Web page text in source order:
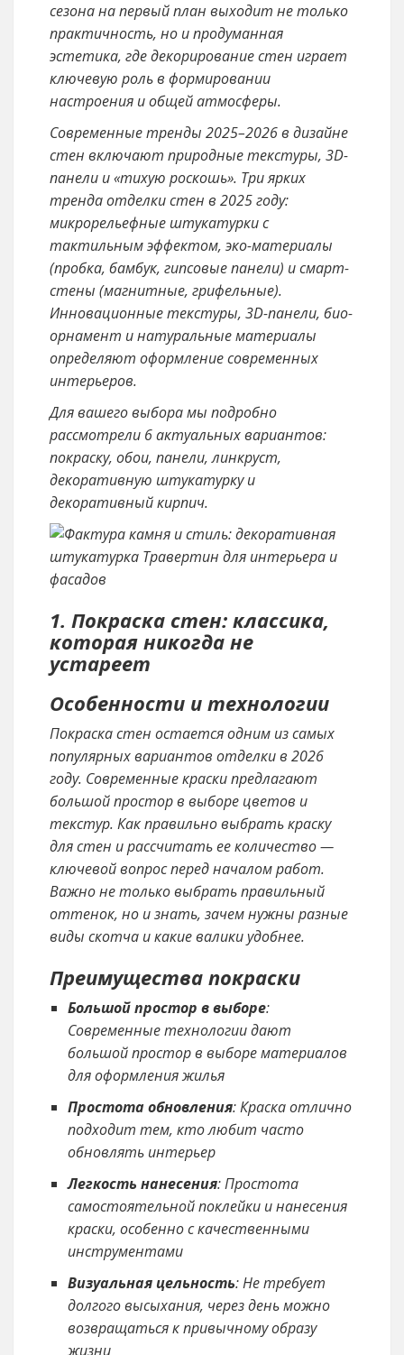
сезона на первый план выходит не только
практичность, но и продуманная
эстетика, где декорирование стен играет
ключевую роль в формировании
настроения и общей атмосферы.
Современные тренды 2025–2026 в дизайне
стен включают природные текстуры, 3D-
панели и «тихую роскошь». Три ярких
тренда отделки стен в 2025 году:
микрорельефные штукатурки с
тактильным эффектом, эко-материалы
(пробка, бамбук, гипсовые панели) и смарт-
стены (магнитные, грифельные).
Инновационные текстуры, 3D-панели, био-
орнамент и натуральные материалы
определяют оформление современных
интерьеров.
Для вашего выбора мы подробно
рассмотрели 6 актуальных вариантов:
покраску, обои, панели, линкруст,
декоративную штукатурку и
декоративный кирпич.
1. Покраска стен: классика,
которая никогда не
устареет
Особенности и технологии
Покраска стен остается одним из самых
популярных вариантов отделки в 2026
году. Современные краски предлагают
большой простор в выборе цветов и
текстур. Как правильно выбрать краску
для стен и рассчитать ее количество —
ключевой вопрос перед началом работ.
Важно не только выбрать правильный
оттенок, но и знать, зачем нужны разные
виды скотча и какие валики удобнее.
Преимущества покраски
Большой простор в выборе:
Современные технологии дают
большой простор в выборе материалов
для оформления жилья
Простота обновления: Краска отлично
подходит тем, кто любит часто
обновлять интерьер
Легкость нанесения: Простота
самостоятельной поклейки и нанесения
краски, особенно с качественными
инструментами
Визуальная цельность: Не требует
долгого высыхания, через день можно
возвращаться к привычному образу
жизни